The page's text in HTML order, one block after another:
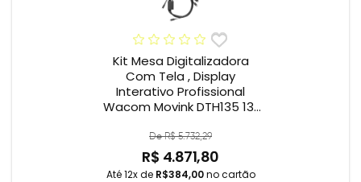
Kit Mesa Digitalizadora
Com Tela , Display
Interativo Profissional
Wacom Movink DTH135 13”
One , 2ª geração
De R$ 5.732,29
R$ 4.871,80
Até 12x de R$384,00no cartão